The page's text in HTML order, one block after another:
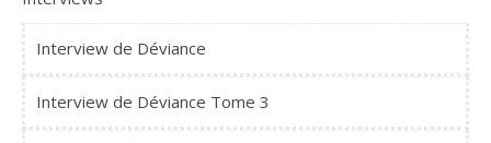
Interview de Déviance
Interview de Déviance Tome 3